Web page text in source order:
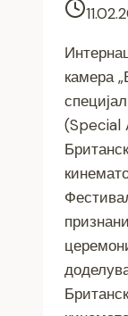
камера
(Special